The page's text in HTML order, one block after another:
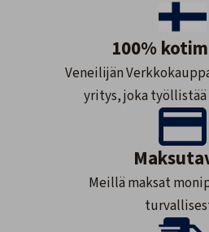
100%
Veneilijän
yritys, joka työllistää
Meillä maksat